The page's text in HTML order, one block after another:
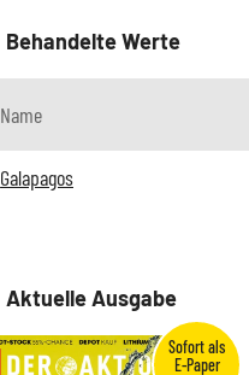
Behandelte Werte
Name
Galapagos
Aktuelle Ausgabe